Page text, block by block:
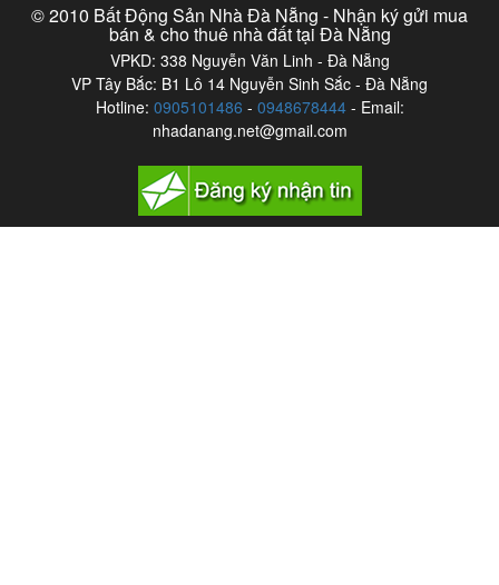
© 2010 Bất Động Sản Nhà Đà Nẵng - Nhận ký gửi mua
bán & cho thuê nhà đất tại Đà Nẵng
VPKD: 338 Nguyễn Văn Linh - Đà Nẵng
VP Tây Bắc: B1 Lô 14 Nguyễn Sinh Sắc - Đà Nẵng
Hotline: 0905101486 - 0948678444- Email:
nhadanang.net@gmail.com